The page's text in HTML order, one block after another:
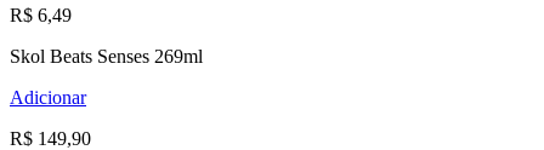
R$ 6,49
Skol Beats Senses 269ml
Adicionar
R$ 149,90